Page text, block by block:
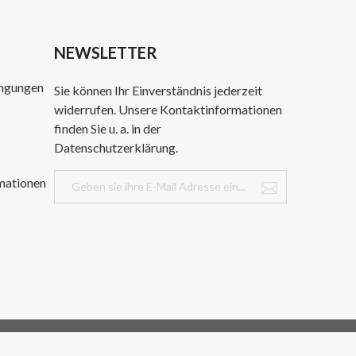
NEWSLETTER
Sie können Ihr Einverständnis jederzeit
widerrufen. Unsere Kontaktinformationen
finden Sie u. a. in der
Datenschutzerklärung.